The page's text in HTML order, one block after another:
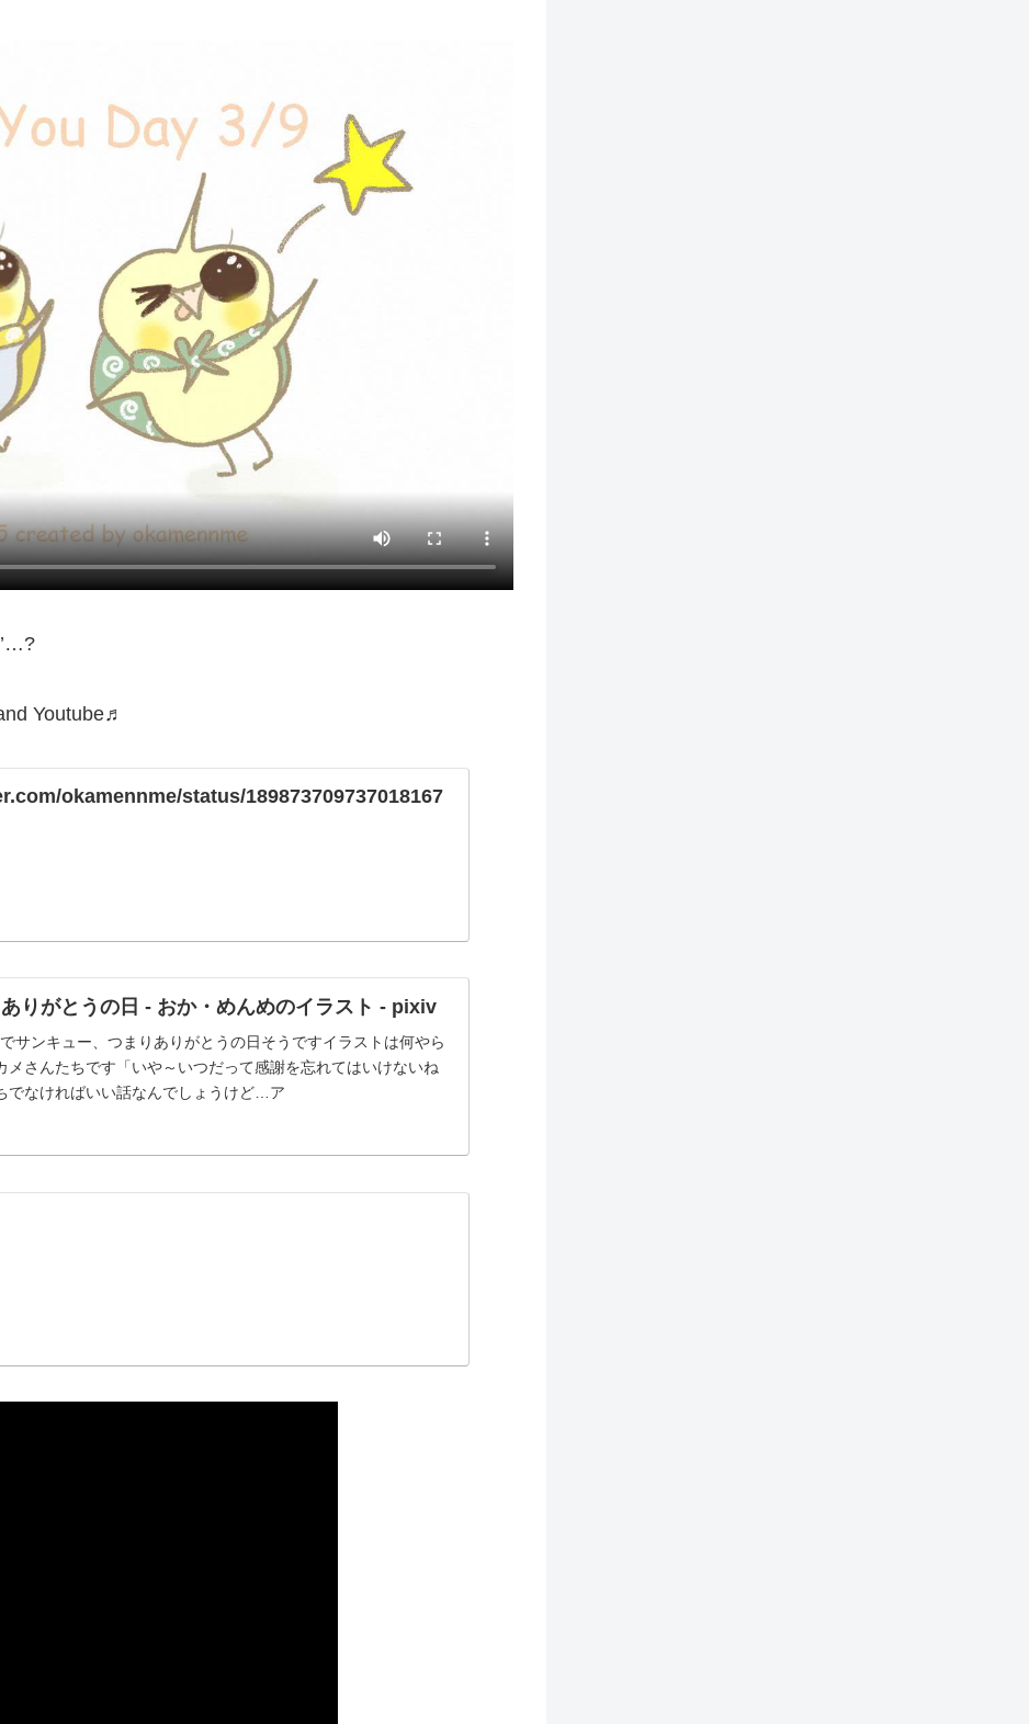
Youtube♬
okamennme/status/189873709737018167
りがとうの日 - おか・めんめのイラスト - pixiv
サンキュー、つまりありがとうの日そうですイラストは何やら
メさんたちです「いや～いつだって感謝を忘れてはいけないね
でなければいい話なんでしょうけど…ア